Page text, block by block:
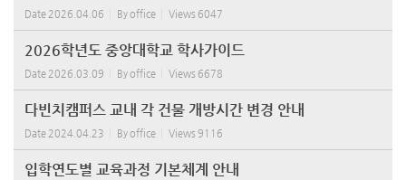
Date 2026.04.06 Byoffice Views 6047
2026학년도 중앙대학교 학사가이드
Date 2026.03.09 Byoffice Views 6678
다빈치캠퍼스 교내 각 건물 개방시간 변경 안내
Date 2024.04.23 Byoffice Views 9116
입학연도별 교육과정 기본체계 안내